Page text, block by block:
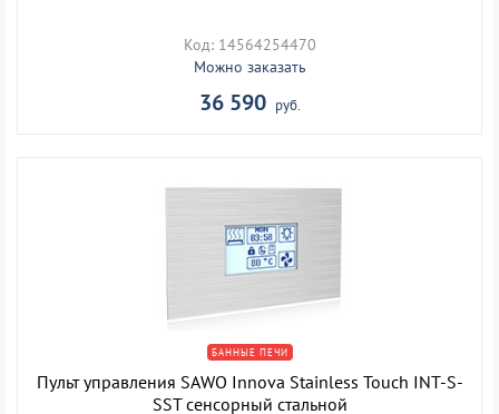
Код: 14564254470
Можно заказать
36 590 руб.
БАННЫЕ ПЕЧИ
Пульт управления SAWO Innova Stainless Touch INT-S-
SST сенсорный стальной